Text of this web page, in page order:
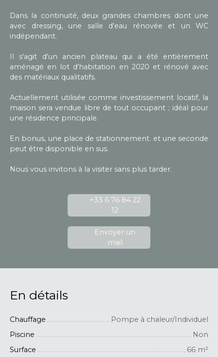
Dans la continuité, deux grandes chambres dont une
avec dressing, une salle d'eau rénovée et un WC
indépendant.
Il s'agit d'un ancien plateau qui a été entièrement
aménagé en lot d'habitation en 2020 et rénové avec
des matériaux qualitatifs.
Actuellement utilisée comme investissement locatif, la
maison sera vendue libre de tout occupant ; idéal pour
une résidence principale.
En bonus, une place de stationnement. et une seconde
peut être disponible en sus.
Nous vous invitons à la visiter sans plus tarder.
+33 6 76 84 22
12
Envoyer un
mail
En détails
Chauffage
Pompe à chaleur/Individuel
Piscine
Non
Surface
66 m²